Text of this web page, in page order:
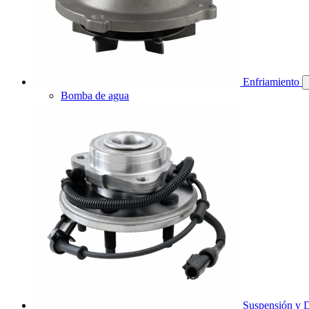
Enfriamiento
Bomba de agua
Suspensión y